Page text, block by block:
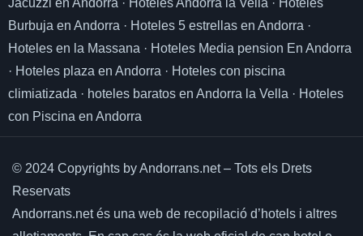
Jacuzzi en Andorra · Hoteles Andorra la Vella · Hoteles
Burbuja en Andorra · Hoteles 5 estrellas en Andorra ·
Hoteles en la Massana · Hoteles Media pension En Andorra
· Hoteles plaza en Andorra · Hoteles con piscina
climiatizada · hoteles baratos en Andorra la Vella · Hoteles
con Piscina en Andorra
© 2024 Copyrights by Andorrans.net – Tots els Drets
Reservats
Andorrans.net és una web de recopilació d’hotels i altres